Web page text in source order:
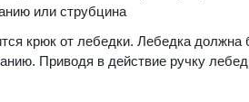
или струбцина
крюк от лебедки. Лебедка
Приводя в действие ручку